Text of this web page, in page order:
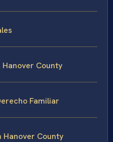
County
Familiar
Hanover County